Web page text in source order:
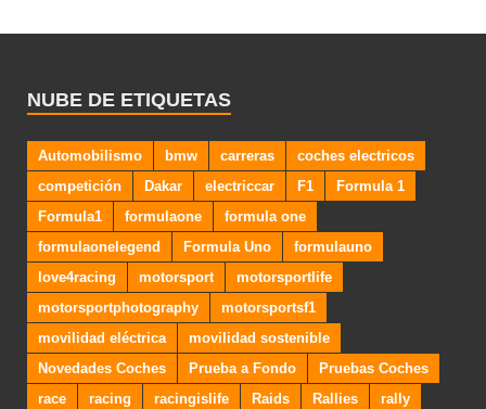
NUBE DE ETIQUETAS
Automobilismo bmw carreras
coches electricos
competición
Dakar electriccar F1
Formula 1
Formula1
formulaone
formula one
formulaonelegend
Formula Uno
formulauno
love4racing
motorsport
motorsportlife
motorsportphotography
motorsportsf1
movilidad eléctrica
movilidad sostenible
Novedades Coches
Prueba a Fondo
Pruebas Coches
race
racing racingislife Raids Rallies
rally